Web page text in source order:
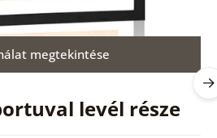
levél része
megtekintése